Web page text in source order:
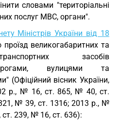
словами "територіальні
послуг МВС, органи".
Міністрів України від 18
проїзд великогабаритних та
засобів
вулицями та
(Офіційний вісник України,
р., № 16, ст. 865, № 40, ст.
№ 39, ст. 1316; 2013 р., №
239, № 16, ст. 636):